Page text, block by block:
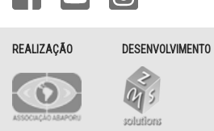
REALIZAÇÃO DESENVOLVIMENTO